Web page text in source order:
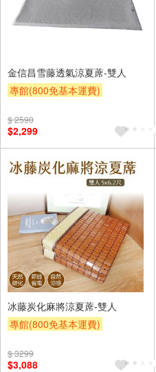
金信昌雪藤透氣涼夏蓆-雙人
專館(800免基本運費)
$ 2590
$2,299
冰藤炭化麻將涼夏蓆-雙人
專館(800免基本運費)
$ 3299
$3,088